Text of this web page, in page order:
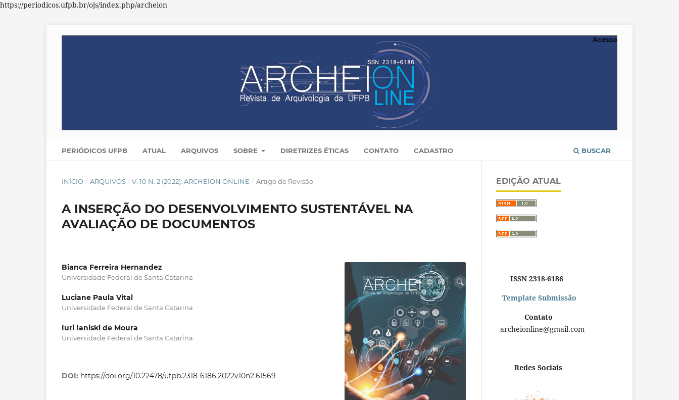
https://periodicos.ufpb.br/ojs/index.php/archeion
PERIÓDICOS UFPB ATUAL ARQUIVOS SOBRE DIRETRIZES ÉTICAS CONTATO CADASTRO BUSCAR
Acesso
INÍCIO / ARQUIVOS / V. 10 N. 2 (2022): ARCHEION ONLINE / Artigo de Revisão
A INSERÇÃO DO DESENVOLVIMENTO SUSTENTÁVEL NA
AVALIAÇÃO DE DOCUMENTOS
Bianca Ferreira Hernandez
Universidade Federal de Santa Catarina
Luciane Paula Vital
Universidade Federal de Santa Catarina
Iuri Ianiski de Moura
Universidade Federal de Santa Catarina
DOI: https://doi.org/10.22478/ufpb.2318-6186.2022v10n2.61569
EDIÇÃO ATUAL
ISSN 2318-6186
Template Submissão
Contato
archeionline@gmail.com
Redes Sociais